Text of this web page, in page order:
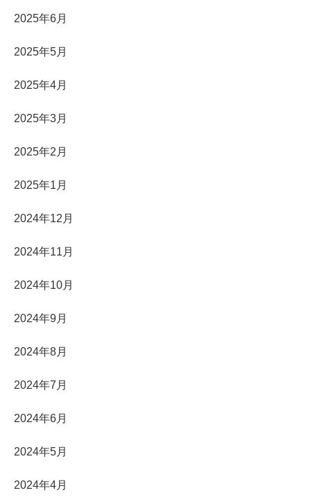
2025年6月
2025年5月
2025年4月
2025年3月
2025年2月
2025年1月
2024年12月
2024年11月
2024年10月
2024年9月
2024年8月
2024年7月
2024年6月
2024年5月
2024年4月